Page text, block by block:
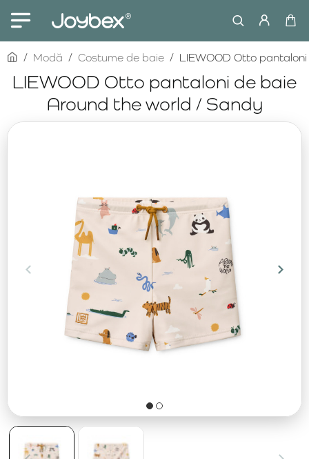
LIEWOOD Otto pantaloni de baie
Around the world / Sandy
homeModă Costume de baie LIEWOOD Otto